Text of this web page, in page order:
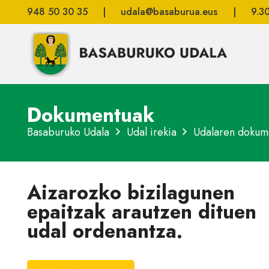
948 50 30 35 | udala@basaburua.eus |
Dokumentuak
Basaburuko Udala Udal irekia Udalaren
Aizarozko bizilagunen
epaitzak arautzen dituen
udal ordenantza.